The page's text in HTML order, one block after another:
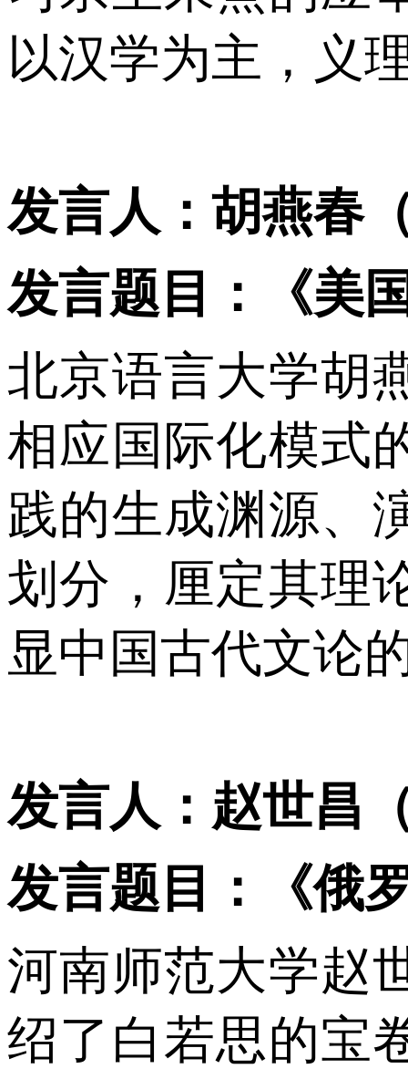
以汉学为主，义
发言人：胡燕春
发言题目：《美
北京语言大学胡
相应国际化模式
践的生成渊源、
划分，厘定其理
显中国古代文论
发言人：赵世昌
发言题目：《俄
河南师范大学赵
绍了白若思的宝